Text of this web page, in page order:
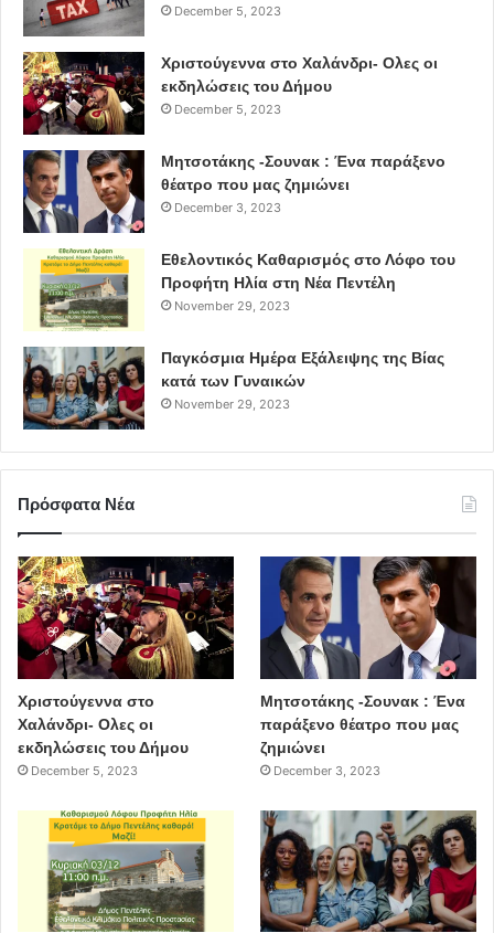
December 5, 2023
Χριστούγεννα στο Χαλάνδρι- Ολες οι
εκδηλώσεις του Δήμου
December 5, 2023
Μητσοτάκης -Σουνακ : Ένα παράξενο
θέατρο που μας ζημιώνει
December 3, 2023
Εθελοντικός Καθαρισμός στο Λόφο του
Προφήτη Ηλία στη Νέα Πεντέλη
November 29, 2023
Παγκόσμια Ημέρα Εξάλειψης της Βίας
κατά των Γυναικών
November 29, 2023
Πρόσφατα Νέα
Χριστούγεννα στο
Χαλάνδρι- Ολες οι
εκδηλώσεις του Δήμου
December 5, 2023
Μητσοτάκης -Σουνακ : Ένα
παράξενο θέατρο που μας
ζημιώνει
December 3, 2023